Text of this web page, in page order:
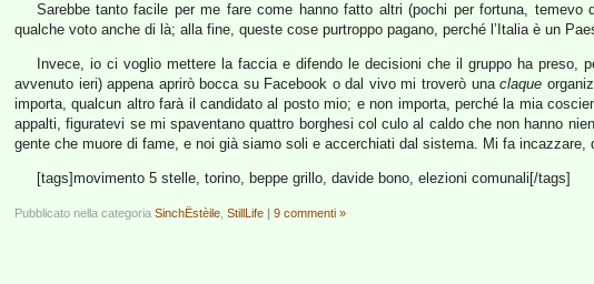
Sarebbe tanto facile per me fare come hanno fatto altri (pochi per fortuna,
qualche voto anche di là; alla fine, queste cose purtroppo pagano, perché l’Italia è un
Invece, io ci voglio mettere la faccia e difendo le decisioni che il gruppo ha preso,
avvenuto ieri) appena aprirò bocca su Facebook o dal vivo mi troverò unaclaque
importa, qualcun altro farà il candidato al posto mio; e non importa, perché la mia
appalti, figuratevi se mi spaventano quattro borghesi col culo al caldo che non hanno
gente che muore di fame, e noi già siamo soli e accerchiati dal sistema. Mi fa
[tags]movimento 5 stelle, torino, beppe grillo, davide bono, elezioni comunali[/tags]
Pubblicato nella categoria SinchËstèile StillLife | 9 commenti »